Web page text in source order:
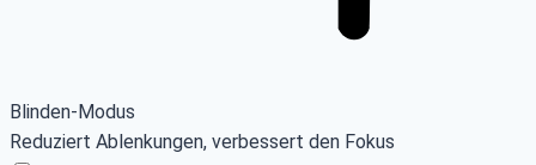
Blinden-Modus
Reduziert Ablenkungen, verbessert den Fokus